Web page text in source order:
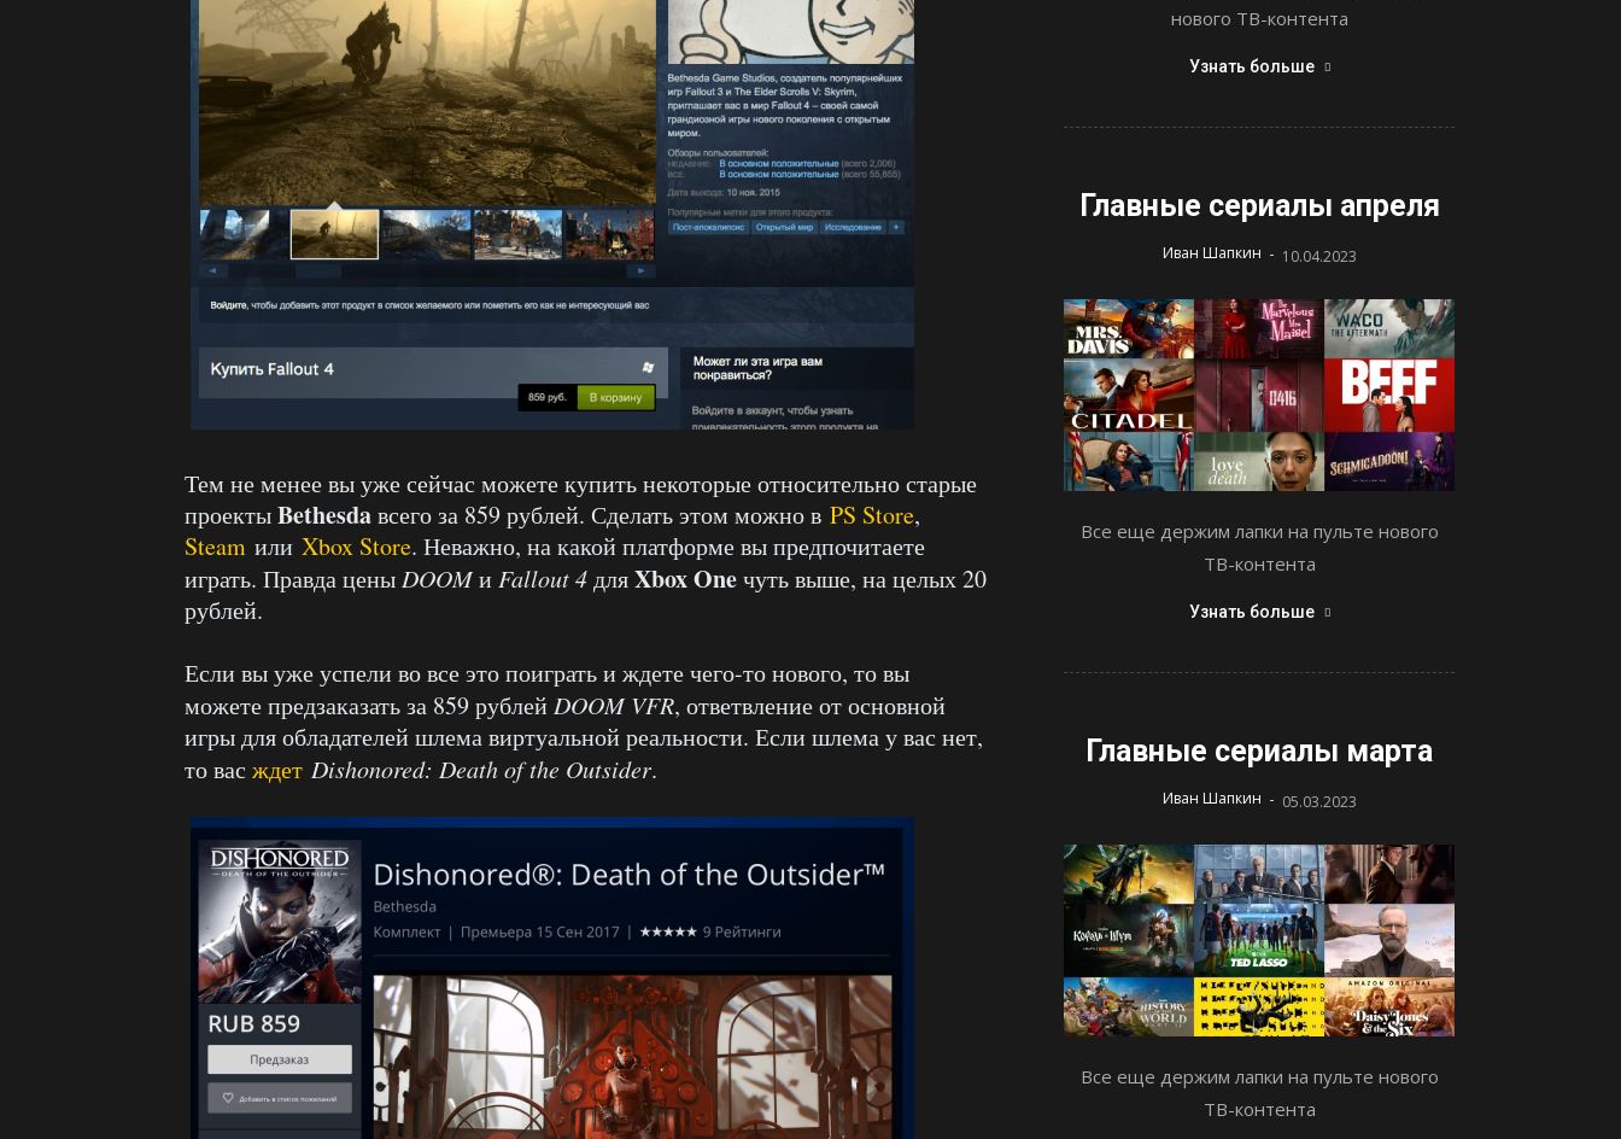
Тем не менее вы уже сейчас можете купить некоторые относительно старые
проектыBethesdaвсего за 859 рублей. Сделать этом можно в PS Store,
Steam или Xbox Store. Неважно, на какой платформе вы предпочитаете
играть. Правда цены DOOMи Fallout 4дляXbox Oneчуть выше, на целых 20
рублей.
Если вы уже успели во все это поиграть и ждете чего-то нового, то вы
можете предзаказать за 859 рублей DOOM VFR, ответвление от основной
игры для обладателей шлема виртуальной реальности. Если шлема у вас нет,
то вас ждет Dishonored: Death of the Outsider.
нового ТВ-контента
Узнать больше
Главные сериалы апреля
Иван Шапкин - 10.04.2023
Все еще держим лапки на пульте нового
ТВ-контента
Узнать больше
Главные сериалы марта
Иван Шапкин - 05.03.2023
Все еще держим лапки на пульте нового
ТВ-контента